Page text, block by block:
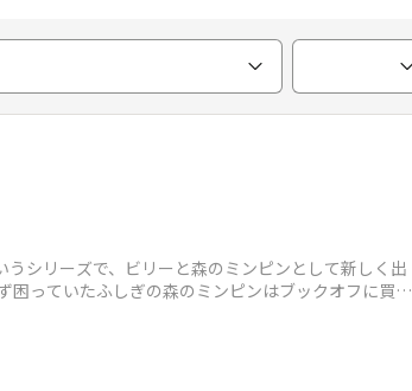
シリーズで、ビリーと森のミンピンとして新しく出
困っていたふしぎの森のミンピンはブックオフに買い